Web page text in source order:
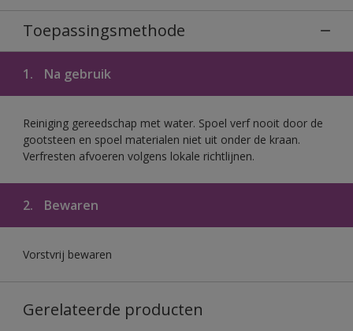
Toepassingsmethode
1. Na gebruik
Reiniging gereedschap met water. Spoel verf nooit door de
gootsteen en spoel materialen niet uit onder de kraan.
Verfresten afvoeren volgens lokale richtlijnen.
2. Bewaren
Vorstvrij bewaren
Gerelateerde producten